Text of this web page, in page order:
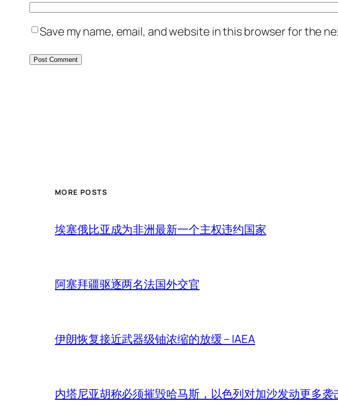
Save my name, email, and website in this browser for the
MORE POSTS
埃塞俄比亚成为非洲最新一个主权违约国家
阿塞拜疆驱逐两名法国外交官
伊朗恢复接近武器级铀浓缩的放缓 – IAEA
内塔尼亚胡称必须摧毁哈马斯，以色列对加沙发动更多袭